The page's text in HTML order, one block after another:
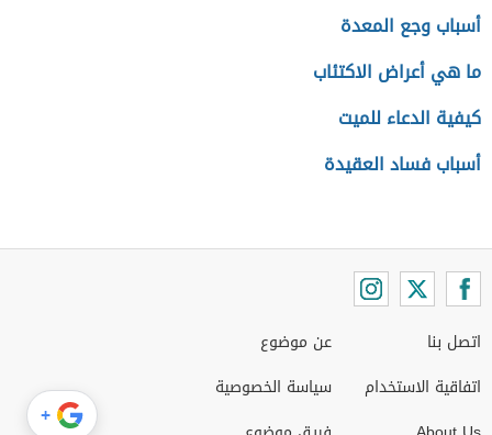
أسباب وجع المعدة
ما هي أعراض الاكتئاب
كيفية الدعاء للميت
أسباب فساد العقيدة
اتصل بنا
اتفاقية الاستخدام
عن موضوع
سياسة الخصوصية
+